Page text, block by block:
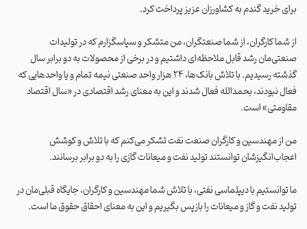
برای خرید گندم به کشاورزان عزیز پرداخت کرد.
از شما کارگران، از شما صنعتگران، من متشکر و سپاسگزارم که در تولیدات
صنعتی‌مان رشد قابل ملاحظه‌ای داشتیم و در برخی از محصولات به دو برابر سال
گذشته رسیدیم. با تلاش بانک‌ها، 24 هزار واحد صنعتی نیمه تمام و یا واحدهایی که
فعال نبودند، بحمدالله فعال شدند و این به معنای رشد اقتصادی در «سال اقتصاد
مقاومتی» است.
من از مهندسین و کارگران صنعت نفت تشکر می‌کنم که با تلاش و کوشش
اعجاب‌انگیزشان توانستند تولید نفت و میعانات گازی را به دو برابر برسانند.
ما توانستیم با دیپلماسی نفتی، با تلاش شما مهندسین و کارگران، جایگاه قبلی‌مان در
تولید نفت و گاز و میعانات را بازپس بگیریم و این به معنای احقاق حقوق ما است.